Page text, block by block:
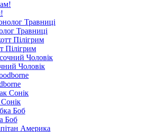
Травниці
Пілігрим
Чоловік
Боб